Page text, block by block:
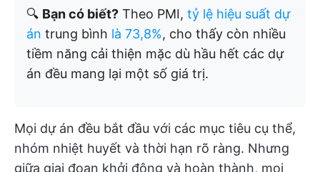
🔍 Bạn có biết? Theo PMI, tỷ lệ hiệu suất dự
án trung bình là 73,8%, cho thấy còn nhiều
tiềm năng cải thiện mặc dù hầu hết các dự
án đều mang lại một số giá trị.
Mọi dự án đều bắt đầu với các mục tiêu cụ thể,
nhóm nhiệt huyết và thời hạn rõ ràng. Nhưng
giữa giai đoạn khởi động và hoàn thành, mọi